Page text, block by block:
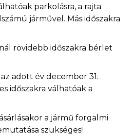
parkolásra, a rajta
járművel. Más időszakra
rövidebb időszakra bérlet
adott év december 31.
időszakra válhatóak a
a jármű forgalmi
szükséges!